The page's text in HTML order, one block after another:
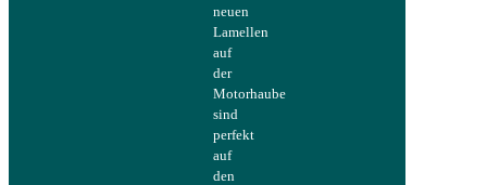
neuen
Lamellen
auf
der
Motorhaube
sind
perfekt
auf
den